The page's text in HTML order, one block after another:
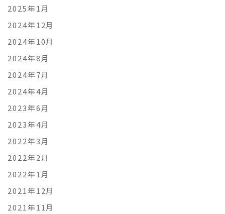
2025年1月
2024年12月
2024年10月
2024年8月
2024年7月
2024年4月
2023年6月
2023年4月
2022年3月
2022年2月
2022年1月
2021年12月
2021年11月